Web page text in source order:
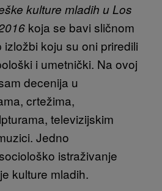
kulture mladih u Los
koja se bavi sličnom
koju su oni priredili
i umetnički. Na ovoj
decenija u
crtežima,
televizijskim
Jedno
istraživanje
kulture mladih.